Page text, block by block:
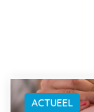
ACTUEEL